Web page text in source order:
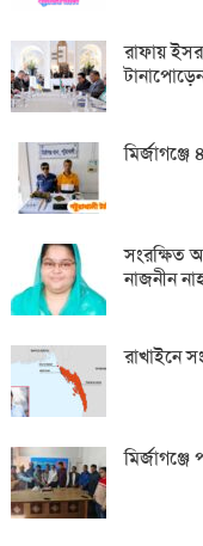
রাফায়
সংরক্ষিত
নাজনীন
রাখাইনে